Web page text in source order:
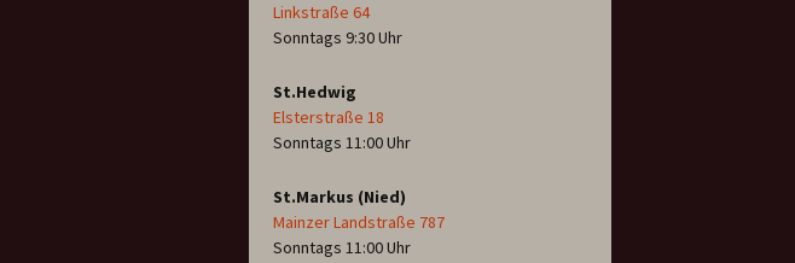
Linkstraße 64
Sonntags 9:30 Uhr
St.Hedwig
Elsterstraße 18
Sonntags 11:00 Uhr
St.Markus (Nied)
Mainzer Landstraße 787
Sonntags 11:00 Uhr